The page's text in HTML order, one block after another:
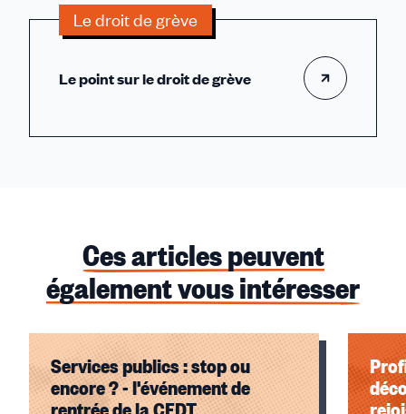
Le droit de grève
Le point sur le droit de grève
Ces articles peuvent
également vous intéresser
Services publics : stop ou
encore ? - l'événement de